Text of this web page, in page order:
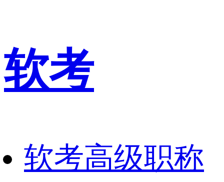
软考
软考高级职称